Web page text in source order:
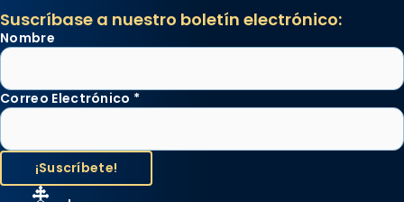
Suscríbase a nuestro boletín electrónico:
Nombre
Correo Electrónico *